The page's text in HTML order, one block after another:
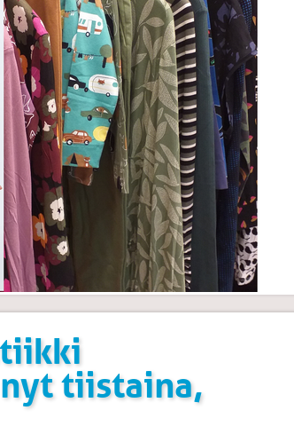
tiistaina,